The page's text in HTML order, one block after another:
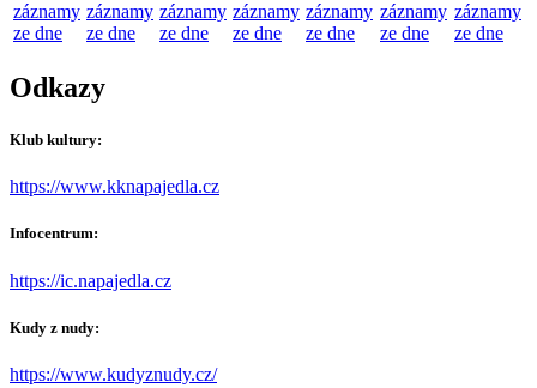
záznamy
ze dne
záznamy
ze dne
záznamy
ze dne
záznamy
ze dne
záznamy
ze dne
záznamy
ze dne
záznamy
ze dne
Odkazy
Klub kultury:
https://www.kknapajedla.cz
Infocentrum:
https://ic.napajedla.cz
Kudy z nudy:
https://www.kudyznudy.cz/